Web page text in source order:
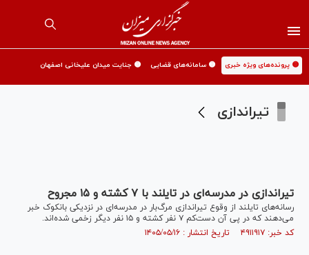
🟡 پرونده‌های ویژه خبری 🟡 سامانه‌های قضایی 🟡 جنایت میدان علیخانی اصفهان
تیراندازی
تیراندازی در مدرسه‌ای در تایلند با ۷ کشته و ۱۵ مجروح
رسانه‌های تایلند از وقوع تیراندازی مرگ‌بار در مدرسه‌ای در نزدیکی بانکوک خبر
می‌دهند که در پی آن دست‌کم ۷ نفر کشته و ۱۵ نفر دیگر زخمی شده‌اند.
کد خبر: ۴۹۱۱۹۱۷ تاریخ انتشار : ۱۴۰۵/۰۵/۱۶